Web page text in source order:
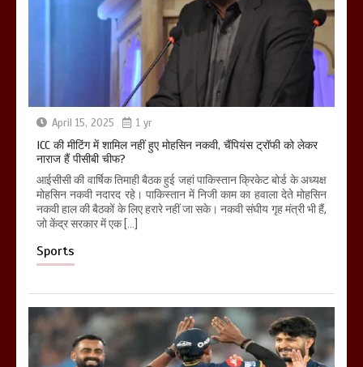
April 15, 2025 1 yr
ICC की मीटिंग में शामिल नहीं हुए मोहसिन नकवी, चैंपियंस ट्रॉफी को लेकर
नाराज हैं पीसीबी चीफ?
आईसीसी की वार्षिक तिमाही बैठक हुई जहां पाकिस्तान क्रिकेट बोर्ड के अध्यक्ष
मोहसिन नकवी नदारद रहे। पाकिस्तान में निजी काम का हवाला देते मोहसिन
नकवी हाल की बैठकों के लिए हरारे नहीं जा सके। नकवी संघीय गृह मंत्री भी हैं,
जो केंद्र सरकार में एक […]
Sports